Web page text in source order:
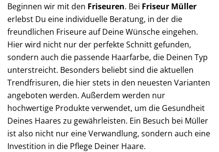
Beginnen wir mit den Friseuren. Bei Friseur Müller
erlebst Du eine individuelle Beratung, in der die
freundlichen Friseure auf Deine Wünsche eingehen.
Hier wird nicht nur der perfekte Schnitt gefunden,
sondern auch die passende Haarfarbe, die Deinen Typ
unterstreicht. Besonders beliebt sind die aktuellen
Trendfrisuren, die hier stets in den neuesten Varianten
angeboten werden. Außerdem werden nur
hochwertige Produkte verwendet, um die Gesundheit
Deines Haares zu gewährleisten. Ein Besuch bei Müller
ist also nicht nur eine Verwandlung, sondern auch eine
Investition in die Pflege Deiner Haare.